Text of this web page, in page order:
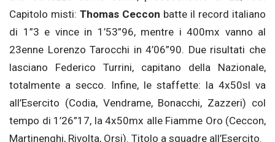
Capitolo misti: Thomas Ceccon batte il record italiano
di 1”3 e vince in 1’53”96, mentre i 400mx vanno al
23enne Lorenzo Tarocchi in 4’06”90. Due risultati che
lasciano Federico Turrini, capitano della Nazionale,
totalmente a secco. Infine, le staffette: la 4x50sl va
all’Esercito (Codia, Vendrame, Bonacchi, Zazzeri) col
tempo di 1’26”17, la 4x50mx alle Fiamme Oro (Ceccon,
Martinenghi, Rivolta, Orsi). Titolo a squadre all’Esercito.